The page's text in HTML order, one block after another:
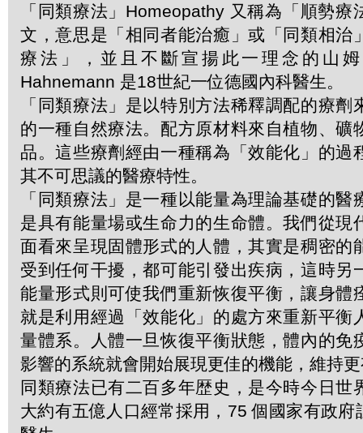
「同類療法」Homeopathy 又稱為「順勢療
文，意思是「相同者能治癒」或「同類相治
療法」，並且不斷宣揚此一理念的山
Hahnemann 是18世紀一位德國內科醫生。
「同類療法」是以特別方法稀釋調配的療劑
的一種自然療法。配方原材料來自植物、礦
品。這些療劑經由一種稱為「效能化」的過
其不可思議的醫療特性。
「同類療法」是一種以能量為理論基礎的醫
是具有能量場或生命力的生命體。我們從現
面看來呈現固體形式的人體，其實是稠密的
受到任何干擾，都可能引發出疾病，這時另
能量形式則可使我們重新恢復平衡，讓身體
就是利用經過「效能化」的處方來重新平衡
量體系。人體一旦恢復平衡狀態，體內的免
影響的系統就會開始展現更佳的機能，維持
同類療法已有二百多年歴史，是今時今日世
大約有五億人口經常採用，75 個國家有政府